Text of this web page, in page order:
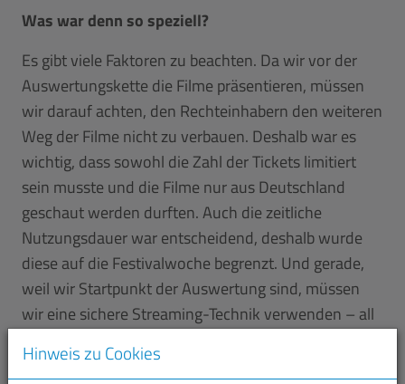
Was war denn so speziell?
Es gibt viele Faktoren zu beachten. Da wir vor der
Auswertungskette die Filme präsentieren, müssen
wir darauf achten, den Rechteinhabern den weiteren
Weg der Filme nicht zu verbauen. Deshalb war es
wichtig, dass sowohl die Zahl der Tickets limitiert
sein musste und die Filme nur aus Deutschland
geschaut werden durften. Auch die zeitliche
Nutzungsdauer war entscheidend, deshalb wurde
diese auf die Festivalwoche begrenzt. Und gerade,
weil wir Startpunkt der Auswertung sind, müssen
wir eine sichere Streaming-Technik verwenden – all
Rechnung getragen. Auf dieser Basis haben wir uns
Hinweis zu Cookies